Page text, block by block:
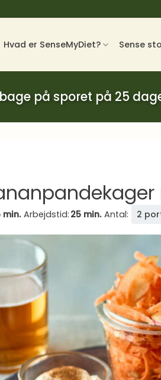
Hvad er SenseMyDiet? Sense
på sporet på 25
min. Arbejdstid: 25 min. Antal: 2